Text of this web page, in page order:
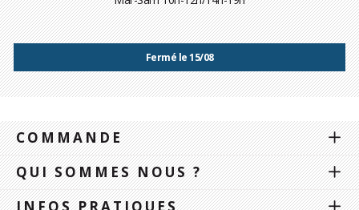
Fermé le 15/08
COMMANDE
QUI SOMMES NOUS ?
INFOS PRATIQUES